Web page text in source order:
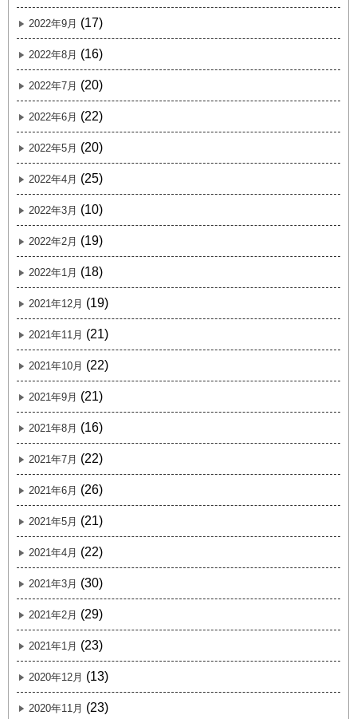
2022年9月 (17)
2022年8月 (16)
2022年7月 (20)
2022年6月 (22)
2022年5月 (20)
2022年4月 (25)
2022年3月 (10)
2022年2月 (19)
2022年1月 (18)
2021年12月 (19)
2021年11月 (21)
2021年10月 (22)
2021年9月 (21)
2021年8月 (16)
2021年7月 (22)
2021年6月 (26)
2021年5月 (21)
2021年4月 (22)
2021年3月 (30)
2021年2月 (29)
2021年1月 (23)
2020年12月 (13)
2020年11月 (23)